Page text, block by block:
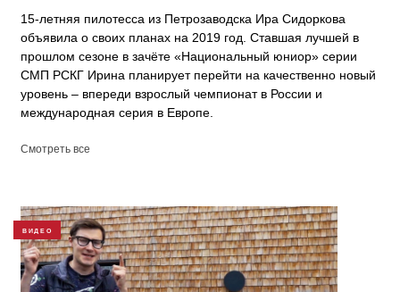
15-летняя пилотесса из Петрозаводска Ира Сидоркова
объявила о своих планах на 2019 год. Ставшая лучшей в
прошлом сезоне в зачёте «Национальный юниор» серии
СМП РСКГ Ирина планирует перейти на качественно новый
уровень – впереди взрослый чемпионат в России и
международная серия в Европе.
Смотреть все
ВИДЕО